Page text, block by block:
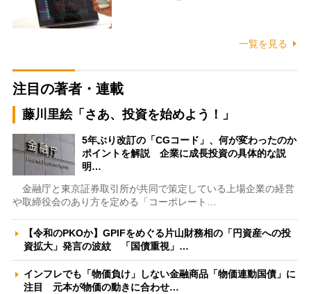
一覧を見る
注目の著者・連載
藤川里絵「さあ、投資を始めよう！」
5年ぶり改訂の「CGコード」、何が変わったのか
ポイントを解説 企業に成長投資の具体的な説
明…
金融庁と東京証券取引所が共同で策定している上場企業の経営
や取締役会のあり方を定める「コーポレート…
【令和のPKOか】GPIFをめぐる片山財務相の「円資産への投
資拡大」発言の波紋 「国債重視」…
インフレでも「物価負け」しない金融商品「物価連動国債」に
注目 元本が物価の動きに合わせ…